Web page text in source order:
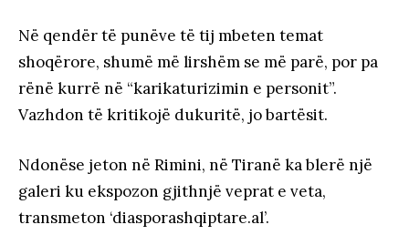
Në qendër të punëve të tij mbeten temat
shoqërore, shumë më lirshëm se më parë, por pa
rënë kurrë në “karikaturizimin e personit”.
Vazhdon të kritikojë dukuritë, jo bartësit.
Ndonëse jeton në Rimini, në Tiranë ka blerë një
galeri ku ekspozon gjithnjë veprat e veta,
transmeton ‘diasporashqiptare.al’.